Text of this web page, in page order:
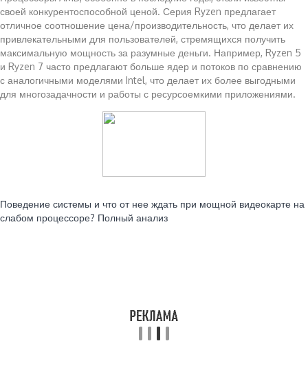
своей конкурентоспособной ценой. Серия Ryzen предлагает
отличное соотношение цена/производительность, что делает их
привлекательными для пользователей, стремящихся получить
максимальную мощность за разумные деньги. Например, Ryzen 5
и Ryzen 7 часто предлагают больше ядер и потоков по сравнению
с аналогичными моделями Intel, что делает их более выгодными
для многозадачности и работы с ресурсоемкими приложениями.
Поведение системы и что от нее ждать при мощной видеокарте на
слабом процессоре? Полный анализ